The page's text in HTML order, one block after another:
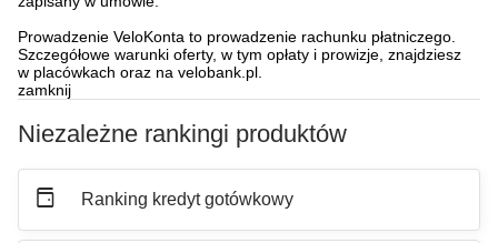
Prowadzenie VeloKonta to prowadzenie rachunku płatniczego.
Szczegółowe warunki oferty, w tym opłaty i prowizje, znajdziesz
w placówkach oraz na velobank.pl.
zamknij
Niezależne rankingi produktów
Ranking kredyt gotówkowy